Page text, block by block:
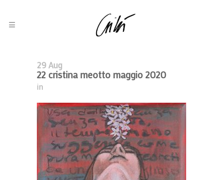
29 Aug
22 cristina meotto maggio 2020
in